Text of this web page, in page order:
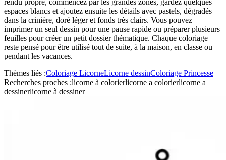
espaces blancs et ajoutez ensuite les détails avec pastels, dégradés
dans la crinière, doré léger et fonds très clairs. Vous pouvez
imprimer un seul dessin pour une pause rapide ou préparer plusieurs
feuilles pour créer un petit dossier thématique. Chaque coloriage
reste pensé pour être utilisé tout de suite, à la maison, en classe ou
pendant les vacances.
Thèmes liés :Coloriage LicorneLicorne dessinColoriage Princesse
Recherches proches :licorne à colorierlicorne a colorierlicorne a
dessinerlicorne à dessiner